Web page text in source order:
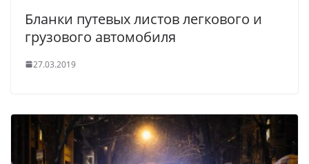
Бланки путевых листов легкового и
грузового автомобиля
27.03.2019